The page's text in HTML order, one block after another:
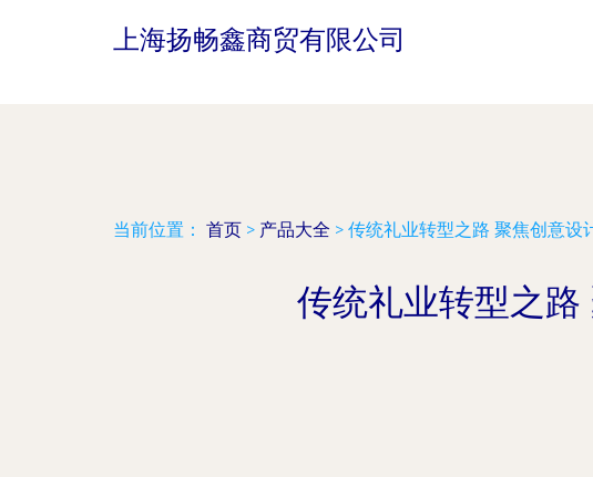
上海扬畅鑫商贸有限公司
当前位置： 首页 > 产品大全 > 传统礼业转型之路 聚焦创意设
传统礼业转型之